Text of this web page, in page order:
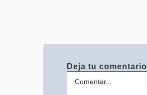
Deja tu comentario